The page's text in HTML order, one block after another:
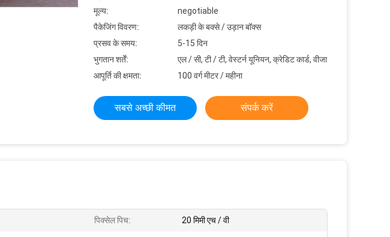
मूल्य:
negotiable
पैकेजिंग विवरण:
लकड़ी के बक्से / उड़ान बॉक्स
प्रसव के समय:
5-15 दिन
भुगतान शर्तें:
एल / सी, टी / टी, वेस्टर्न यूनियन, क्रेडिट कार्ड, वीजा
आपूर्ति की क्षमता:
100 वर्ग मीटर / महीना
सबसे अच्छी कीमत संपर्क करें
पिक्सेल पिच: 20 मिमी एच / वी